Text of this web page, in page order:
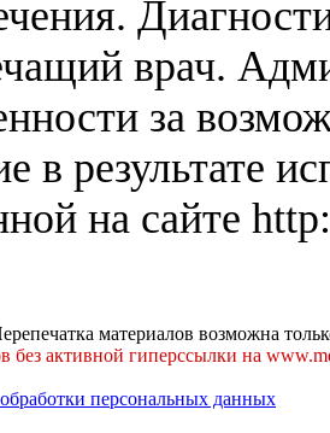
врач.
за
в результате
на сайте
материалов возможна
без активной гиперссылки на
персональных данных